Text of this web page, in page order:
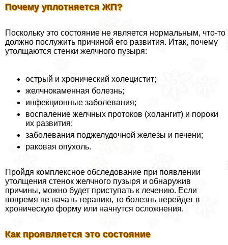
Почему уплотняется ЖП?
Поскольку это состояние не является нормальным, что-то
должно послужить причиной его развития. Итак, почему
утолщаются стенки желчного пузыря:
острый и хронический холецистит;
желчнокаменная болезнь;
инфекционные заболевания;
воспаление желчных протоков (холангит) и пороки
их развития;
заболевания поджелудочной железы и печени;
paковая опухоль.
Пройдя комплексное обследование при появлении
утолщения стенок желчного пузыря и обнаружив
причины, можно будет приступать к лечению. Если
вовремя не начать терапию, то болезнь перейдет в
хроническую форму или начнутся осложнения.
Как проявляется это состояние